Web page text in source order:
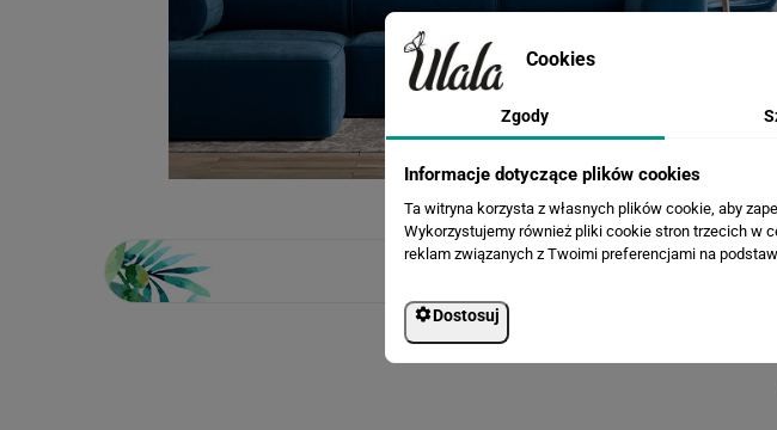
Cookies
Zgody
Informacje dotyczące plików cookies
Ta witryna korzysta z własnych plików cookie, aby
Wykorzystujemy również pliki cookie stron trzecich w
reklam związanych z Twoimi preferencjami na
Dostosuj